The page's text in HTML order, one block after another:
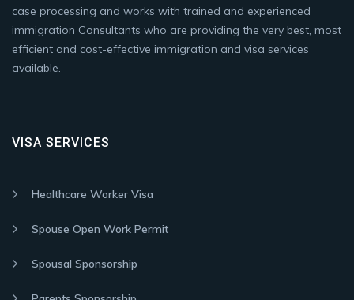
case processing and works with trained and experienced
immigration Consultants who are providing the very best, most
efficient and cost-effective immigration and visa services
available.
VISA SERVICES
Healthcare Worker Visa
Spouse Open Work Permit
Spousal Sponsorship